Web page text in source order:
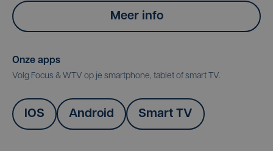
Meer info
Onze apps
Volg Focus & WTV op je smartphone, tablet of smart TV.
IOS Android Smart TV